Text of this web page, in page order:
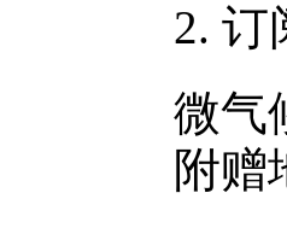
2. 订
微气
附赠